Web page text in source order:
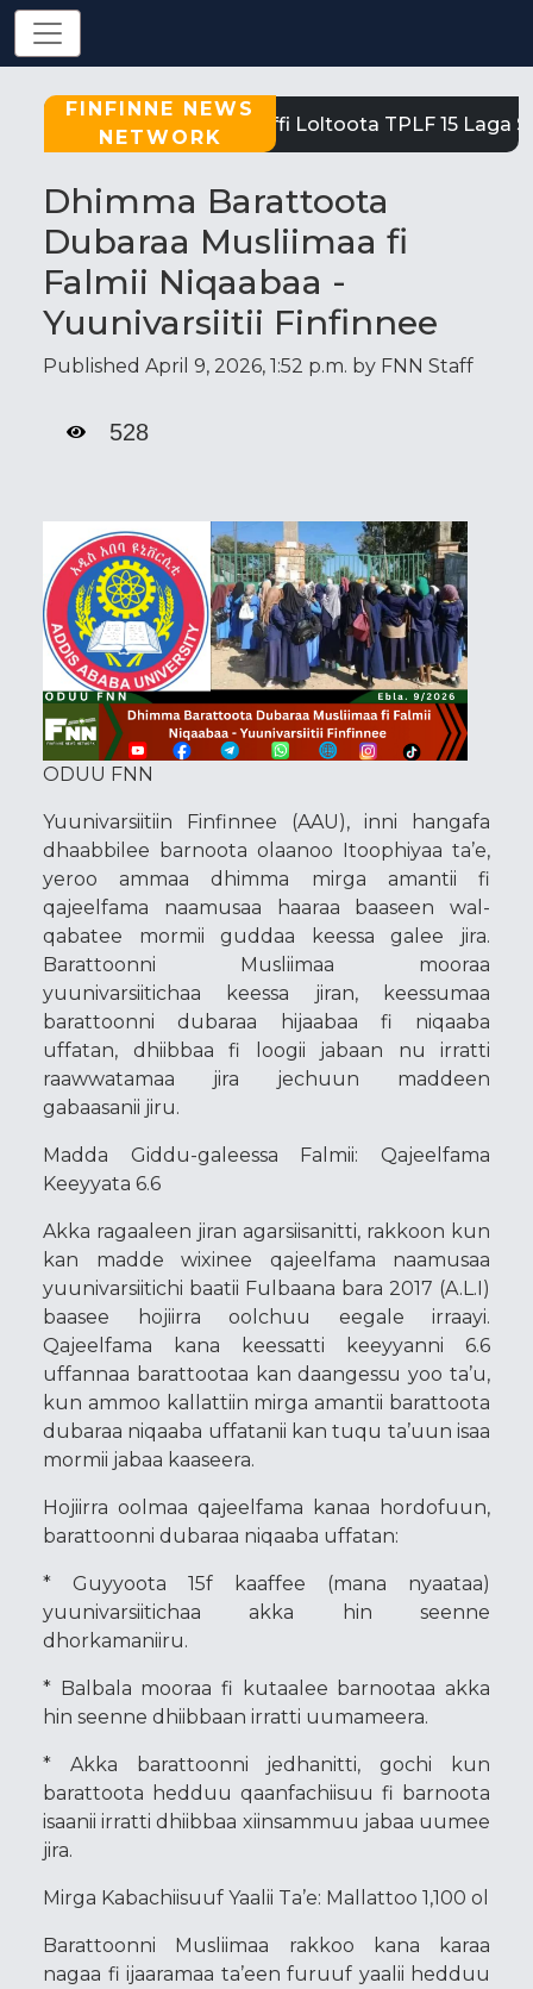
FINFINNE NEWS
NETWORK
Tigray: Reeffi Loltoota TPLF 15 Laga
Dhimma Barattoota
Dubaraa Musliimaa fi
Falmii Niqaabaa -
Yuunivarsiitii Finfinnee
Published April 9, 2026, 1:52 p.m. by FNN Staff
528
ODUU FNN
Yuunivarsiitiin Finfinnee (AAU), inni hangafa
dhaabbilee barnoota olaanoo Itoophiyaa ta’e,
yeroo ammaa dhimma mirga amantii fi
qajeelfama naamusaa haaraa baaseen wal-
qabatee mormii guddaa keessa galee jira.
Barattoonni Musliimaa mooraa
yuunivarsiitichaa keessa jiran, keessumaa
barattoonni dubaraa hijaabaa fi niqaaba
uffatan, dhiibbaa fi loogii jabaan nu irratti
raawwatamaa jira jechuun maddeen
gabaasanii jiru.
Madda Giddu-galeessa Falmii: Qajeelfama
Keeyyata 6.6
Akka ragaaleen jiran agarsiisanitti, rakkoon kun
kan madde wixinee qajeelfama naamusaa
yuunivarsiitichi baatii Fulbaana bara 2017 (A.L.I)
baasee hojiirra oolchuu eegale irraayi.
Qajeelfama kana keessatti keeyyanni 6.6
uffannaa barattootaa kan daangessu yoo ta’u,
kun ammoo kallattiin mirga amantii barattoota
dubaraa niqaaba uffatanii kan tuqu ta’uun isaa
mormii jabaa kaaseera.
Hojiirra oolmaa qajeelfama kanaa hordofuun,
barattoonni dubaraa niqaaba uffatan:
* Guyyoota 15f kaaffee (mana nyaataa)
yuunivarsiitichaa akka hin seenne
dhorkamaniiru.
* Balbala mooraa fi kutaalee barnootaa akka
hin seenne dhiibbaan irratti uumameera.
* Akka barattoonni jedhanitti, gochi kun
barattoota hedduu qaanfachiisuu fi barnoota
isaanii irratti dhiibbaa xiinsammuu jabaa uumee
jira.
Mirga Kabachiisuuf Yaalii Ta’e: Mallattoo 1,100 ol
Barattoonni Musliimaa rakkoo kana karaa
nagaa fi ijaaramaa ta’een furuuf yaalii hedduu